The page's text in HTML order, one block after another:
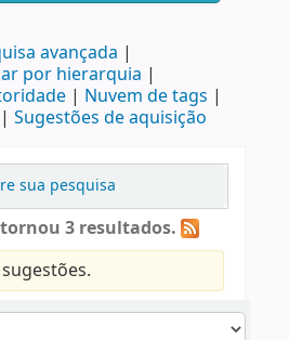
avançada
por hierarquia
Nuvem de tags
Sugestões de aquisição
sua pesquisa
3 resultados.